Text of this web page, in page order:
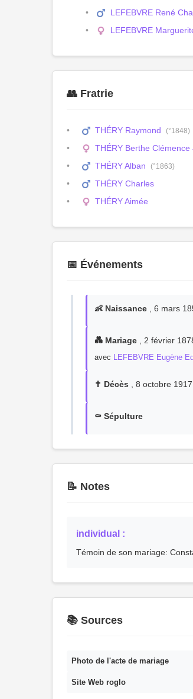
LEFEBVRE René
LEFEBVRE
👥 Fratrie
THÉRY Raymond (°1848)
THÉRY Berthe Clémence
THÉRY Alban (°1863)
THÉRY Charles
THÉRY Aimée
📅 Événements
👶 Naissance , 6 mars
💑 Mariage , 2 février
avec LEFEBVRE Eugène
✝️ Décès , 8 octobre
⚰️ Sépulture
📝 Notes
individual :
Témoin de son mariage:
📚 Sources
Photo de l'acte de mariage
Site Web roglo